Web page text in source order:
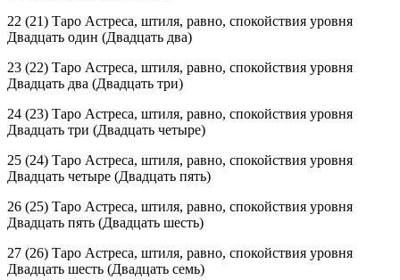
22 (21) Таро Астреса, штиля, равно, спокойствия уровня
Двадцать один (Двадцать два)
23 (22) Таро Астреса, штиля, равно, спокойствия уровня
Двадцать два (Двадцать три)
24 (23) Таро Астреса, штиля, равно, спокойствия уровня
Двадцать три (Двадцать четыре)
25 (24) Таро Астреса, штиля, равно, спокойствия уровня
Двадцать четыре (Двадцать пять)
26 (25) Таро Астреса, штиля, равно, спокойствия уровня
Двадцать пять (Двадцать шесть)
27 (26) Таро Астреса, штиля, равно, спокойствия уровня
Двадцать шесть (Двадцать семь)